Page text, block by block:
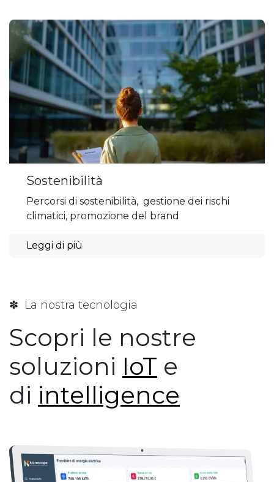
Sostenibilità
Percorsi di sostenibilità, gestione dei rischi
climatici, promozione del brand
Leggi di più
✽ La nostra tecnologia
Scopri le nostre
soluzioni IoT e
di intelligence